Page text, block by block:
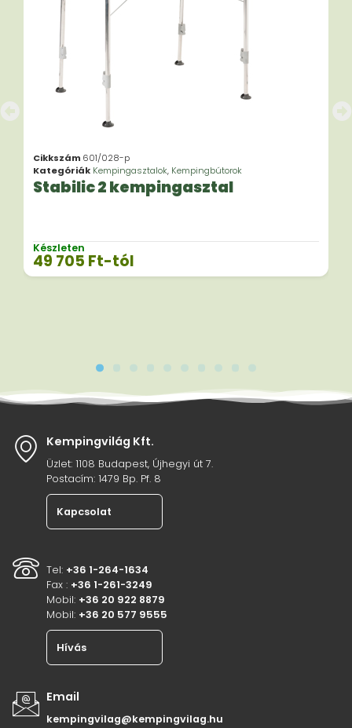
Cikkszám 601/028-p
Kategóriák Kempingasztalok, Kempingbútorok
Stabilic 2 kempingasztal
Készleten
49 705 Ft-tól
Kempingvilág Kft.
Üzlet: 1108 Budapest, Újhegyi út 7.
Postacím: 1479 Bp. Pf. 8
Kapcsolat
Tel: +36 1-264-1634
Fax : +36 1-261-3249
Mobil: +36 20 922 8879
Mobil: +36 20 577 9555
Hívás
Email
kempingvilag@kempingvilag.hu